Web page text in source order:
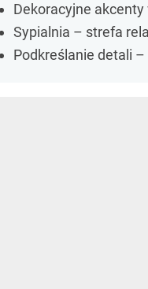
Dekoracyjne
Sypialnia – strefa
Podkreślanie detali